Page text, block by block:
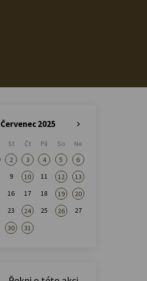
Červenec 2025
»
St Čt Pá So
Ne
2 3 4 5
6
9 10 11 12
13
16 17 18 19
20
23 24 25 26
27
30 31